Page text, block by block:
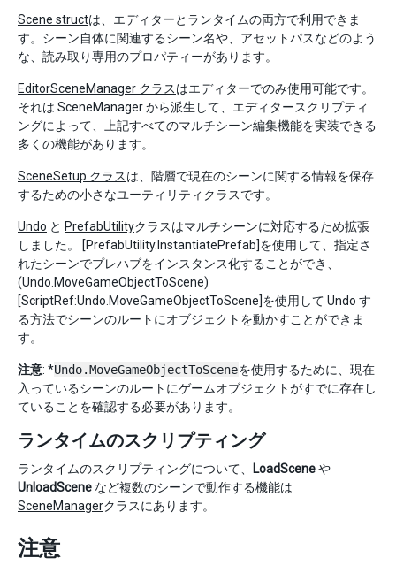
Scene structは、エディターとランタイムの両方で利用できま
す。シーン自体に関連するシーン名や、アセットパスなどのよう
な、読み取り専用のプロパティーがあります。
EditorSceneManager クラスはエディターでのみ使用可能です。
それは SceneManager から派生して、エディタースクリプティ
ングによって、上記すべてのマルチシーン編集機能を実装できる
多くの機能があります。
SceneSetup クラスは、階層で現在のシーンに関する情報を保存
するための小さなユーティリティクラスです。
Undo と PrefabUtilityクラスはマルチシーンに対応するため拡張
しました。 [PrefabUtility.InstantiatePrefab]を使用して、指定さ
れたシーンでプレハブをインスタンス化することができ、
(Undo.MoveGameObjectToScene)
[ScriptRef:Undo.MoveGameObjectToScene]を使用して Undo す
る方法でシーンのルートにオブジェクトを動かすことができま
す。
注意: *Undo.MoveGameObjectToSceneを使用するために、現在
入っているシーンのルートにゲームオブジェクトがすでに存在し
ていることを確認する必要があります。
ランタイムのスクリプティング
ランタイムのスクリプティングについて、 LoadSceneや
UnloadScene など複数のシーンで動作する機能は
SceneManagerクラスにあります。
注意